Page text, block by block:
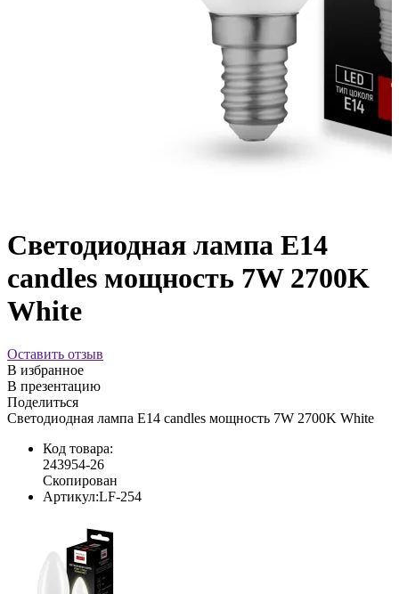
Светодиодная лампа E14
candles мощность 7W 2700K
White
Оставить отзыв
В избранное
В презентацию
Поделиться
Светодиодная лампа E14 candles мощность 7W 2700K White
Код товара:
243954-26
Скопирован
Артикул:LF-254